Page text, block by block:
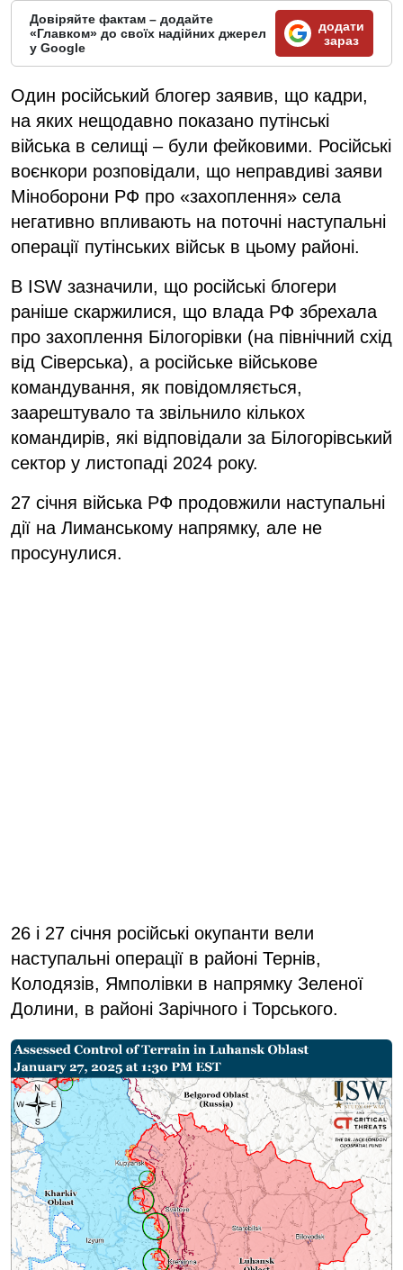
Довіряйте фактам – додайте
«Главком» до своїх надійних джерел
у Google
додати
зараз
Один російський блогер заявив, що кадри,
на яких нещодавно показано путінські
війська в селищі – були фейковими. Російські
воєнкори розповідали, що неправдиві заяви
Міноборони РФ про «захоплення» села
негативно впливають на поточні наступальні
операції путінських військ в цьому районі.
В ISW зазначили, що російські блогери
раніше скаржилися, що влада РФ збрехала
про захоплення Білогорівки (на північний схід
від Сіверська), а російське військове
командування, як повідомляється,
заарештувало та звільнило кількох
командирів, які відповідали за Білогорівський
сектор у листопаді 2024 року.
27 січня війська РФ продовжили наступальні
дії на Лиманському напрямку, але не
просунулися.
26 і 27 січня російські окупанти вели
наступальні операції в районі Тернів,
Колодязів, Ямполівки в напрямку Зеленої
Долини, в районі Зарічного і Торського.